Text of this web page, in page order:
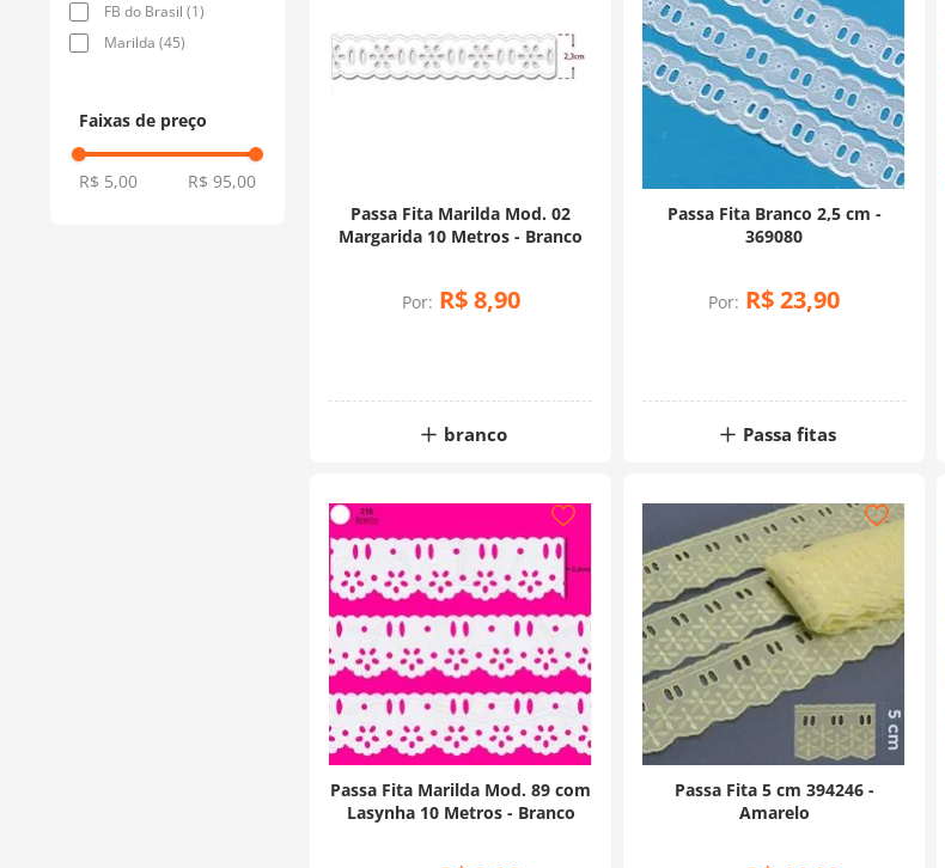
FB do Brasil (1)
Marilda (45)
Faixas de preço
R$ 5,00 R$ 95,00
Passa Fita Marilda Mod. 02
Margarida 10 Metros - Branco
Por: R$ 8,90
branco
Passa Fita Branco 2,5 cm -
369080
Por: R$23,90
Passa fitas
Passa Fita Marilda Mod. 89 com
Lasynha 10 Metros - Branco
Passa Fita 5 cm 394246 -
Amarelo